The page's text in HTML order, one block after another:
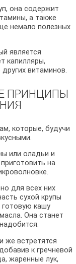
она содержит
а также
немало полезных
является
капилляры,
витаминов.
ПРИНЦИПЫ
которые, будучи
или оладьи и
на
для всех них
сухой крупы
кашу
Она станет
же встретятся
к гречневой
жаренные лук,